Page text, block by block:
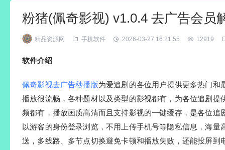
粉猪(佩奇影视) v1.0.4 去广告会员
精品资源网 手机软件 2026-03-27 16:21:55 12919
软件介绍
佩奇影视去广告秒播版为爱追剧的各位用户提供更多热门和
播放很流畅，各种题材以及类型的影视都有，为各位追剧提
频都有，播放画质高清而且支持影视的一键缓存，是各位追
以游客的身份登录浏览，不用上传手机号等隐私信息，海量
送，多线路、多节点切换避免卡顿和播放失败，还能投屏到